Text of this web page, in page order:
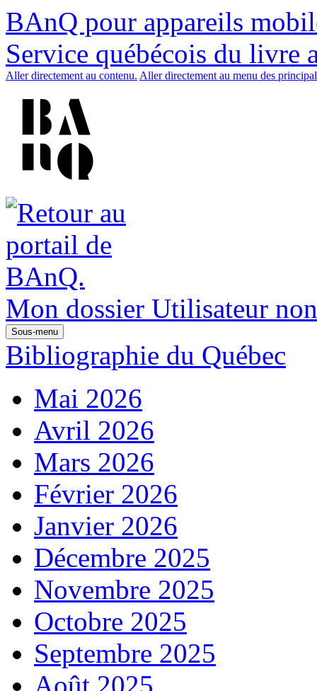
BAnQ pour appareils
Service québécois du livre
Aller directement au contenu. Aller directement au menu des
Mon dossier Utilisateur
Sous-menu
Bibliographie du Québec
Mai 2026
Avril 2026
Mars 2026
Février 2026
Janvier 2026
Décembre 2025
Novembre 2025
Octobre 2025
Septembre 2025